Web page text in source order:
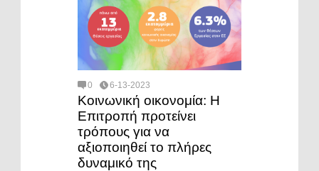
0 6-13-2023
Κοινωνική οικονομία: Η
Επιτροπή προτείνει
τρόπους για να
αξιοποιηθεί το πλήρες
δυναμικό της